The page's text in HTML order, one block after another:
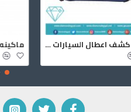
جهاز كشف اعطال السيارات جي سكان 2